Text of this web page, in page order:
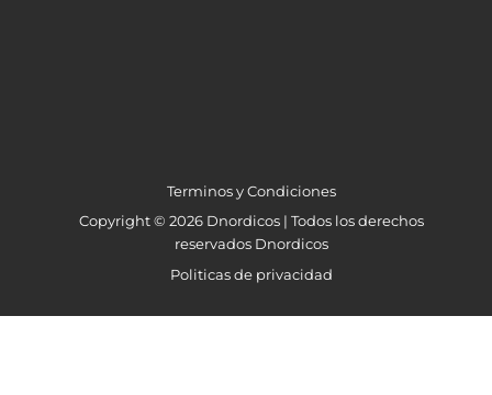
Terminos y Condiciones
Copyright © 2026 Dnordicos | Todos los derechos
reservados Dnordicos
Politicas de privacidad